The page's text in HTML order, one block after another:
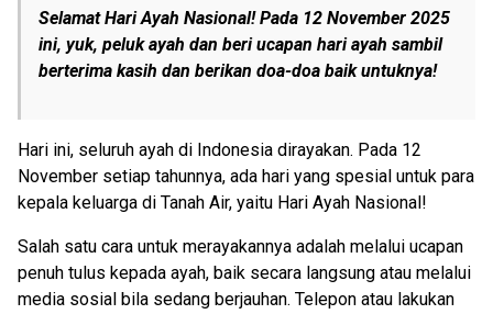
Selamat Hari Ayah Nasional! Pada 12 November 2025
ini, yuk, peluk ayah dan beri ucapan hari ayah sambil
berterima kasih dan berikan doa-doa baik untuknya!
Hari ini, seluruh ayah di Indonesia dirayakan. Pada 12
November setiap tahunnya, ada hari yang spesial untuk para
kepala keluarga di Tanah Air, yaitu Hari Ayah Nasional!
Salah satu cara untuk merayakannya adalah melalui ucapan
penuh tulus kepada ayah, baik secara langsung atau melalui
media sosial bila sedang berjauhan. Telepon atau lakukan